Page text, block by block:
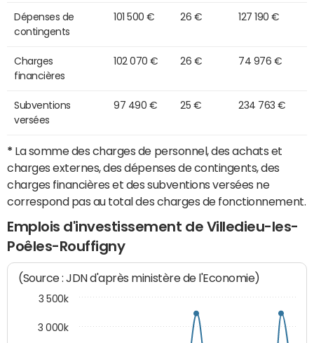
Dépenses de
contingents
101 500 € 26 € 127 190 €
Charges
financières
102 070 € 26 € 74 976 €
Subventions
versées
97 490 € 25 € 234 763 €
* La somme des charges de personnel, des achats et
charges externes, des dépenses de contingents, des
charges financières et des subventions versées ne
correspond pas au total des charges de fonctionnement.
Emplois d'investissement de Villedieu-les-
Poêles-Rouffigny
(Source : JDN d'après ministère de l'Economie)
3 000k
3 500k